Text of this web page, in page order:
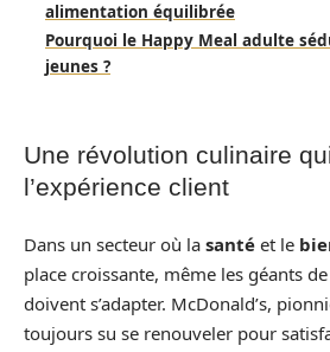
alimentation équilibrée
Pourquoi le Happy Meal adulte
jeunes ?
Une révolution culinaire
l’expérience client
Dans un secteur où la santé et le
place croissante, même les géants
doivent s’adapter. McDonald’s,
toujours su se renouveler pour